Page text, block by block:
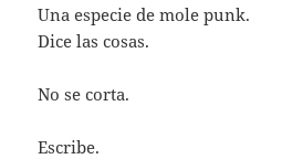
Una especie de mole punk.
Dice las cosas.
No se corta.
Escribe.